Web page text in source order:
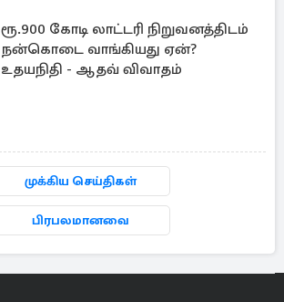
ரூ.900 கோடி லாட்டரி நிறுவனத்திடம்
நன்கொடை வாங்கியது ஏன்?
உதயநிதி - ஆதவ் விவாதம்
முக்கிய செய்திகள்
பிரபலமானவை